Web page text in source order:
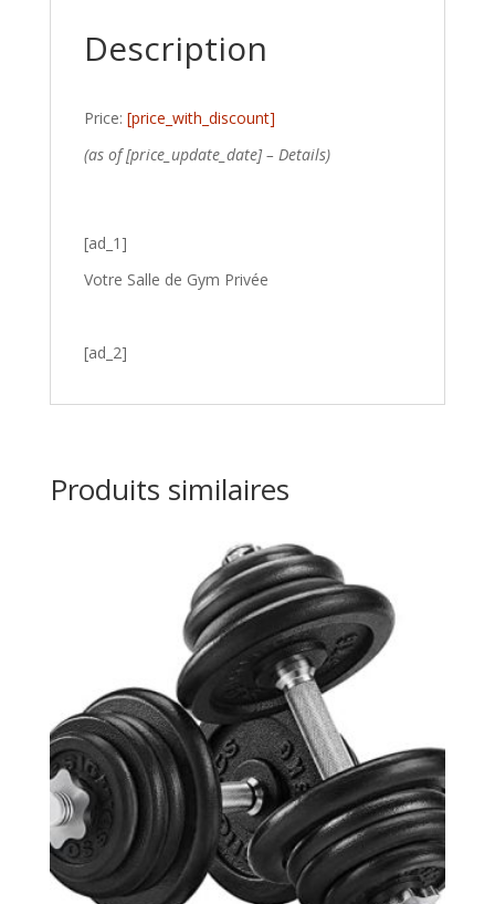
Description
Price: [price_with_discount]
(as of [price_update_date] – Details)
[ad_1]
Votre Salle de Gym Privée
[ad_2]
Produits similaires